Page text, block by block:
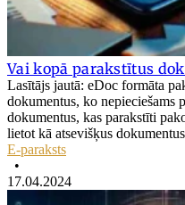
Vai kopā parakstītus
Lasītājs jautā: eDoc formāta
dokumentus, ko nepieciešams
dokumentus, kas parakstīti
lietot kā atsevišķus
E-paraksts
•
17.04.2024